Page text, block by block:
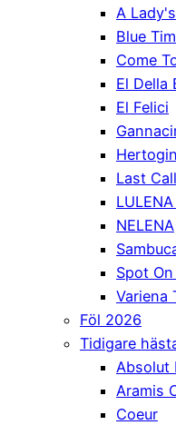
A
Blue
Come
El Della
El Felici
Hertogin
Last
NELENA
Spot
Variena
Föl 2026
Tidigare
Absolut
Aramis
Coeur